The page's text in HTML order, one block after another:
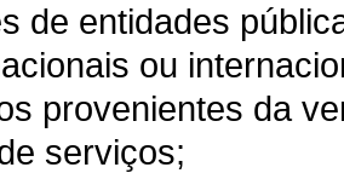
de entidades
ou
provenientes da
serviços;